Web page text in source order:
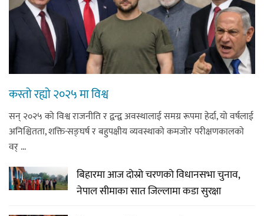
कस्तो रह्यो २०२५ मा विश्व
सन् २०२५ को विश्व राजनीति र द्वन्द्व अवस्थालाई समग्र रूपमा हेर्दा, यो वर्षलाई
अनिश्चितता, शक्ति-सङ्घर्ष र बहुपक्षीय व्यवस्थाको कमजोर परीक्षणकालकाे
वर् ...
बिहारमा आज दोस्रो चरणको विधानसभा चुनाव,
नेपाल सीमाका सात जिल्लामा कडा सुरक्षा